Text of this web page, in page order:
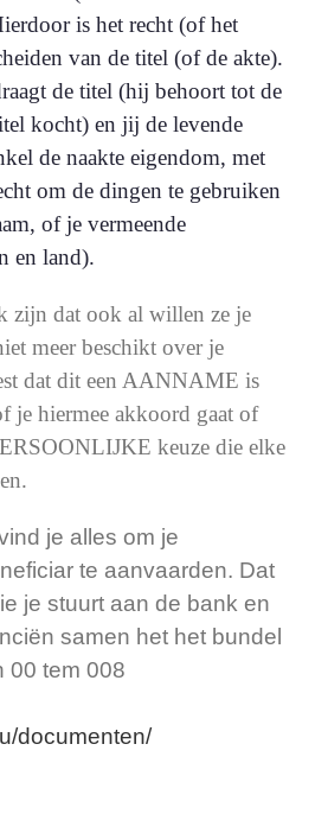
is het recht (of het
van de titel (of de akte).
de titel (hij behoort tot de
kocht) en jij de levende
de naakte eigendom, met
om de dingen te gebruiken
of je vermeende
en land).
zijn dat ook al willen ze je
meer beschikt over je
dat dit een AANNAME is
je hiermee akkoord gaat of
keuze die elke
je alles om je
te aanvaarden. Dat
je stuurt aan de bank en
samen het het bundel
00 tem 008
documenten/